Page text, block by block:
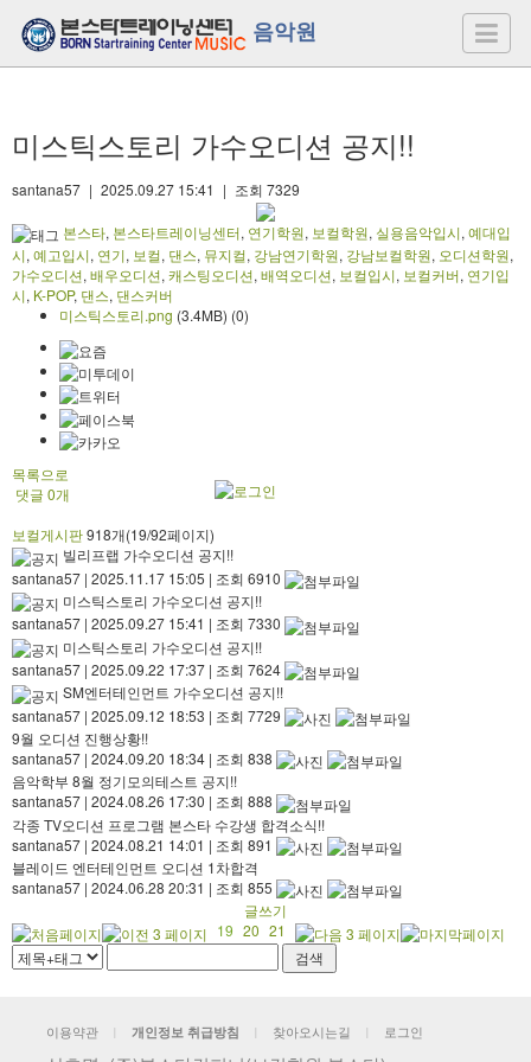
음악원
미스틱스토리 가수오디션 공지!!
santana57 | 2025.09.27 15:41 | 조회 7329
본스타, 본스타트레이닝센터, 연기학원, 보컬학원, 실용음악입시, 예대입
시, 예고입시, 연기, 보컬, 댄스, 뮤지컬, 강남연기학원, 강남보컬학원, 오디션학원,
가수오디션, 배우오디션, 캐스팅오디션, 배역오디션, 보컬입시, 보컬커버, 연기입
시, K-POP, 댄스, 댄스커버
미스틱스토리.png (3.4MB) (0)
목록으로
댓글 0개
보컬게시판918개(19/92페이지)
빌리프랩 가수오디션 공지!!
santana57 | 2025.11.17 15:05 | 조회 6910
미스틱스토리 가수오디션 공지!!
santana57 | 2025.09.27 15:41 | 조회 7330
미스틱스토리 가수오디션 공지!!
santana57 | 2025.09.22 17:37 | 조회 7624
SM엔터테인먼트 가수오디션 공지!!
santana57 | 2025.09.12 18:53 | 조회 7729
9월 오디션 진행상황!!
santana57 | 2024.09.20 18:34 | 조회 838
음악학부 8월 정기모의테스트 공지!!
santana57 | 2024.08.26 17:30 | 조회 888
각종 TV오디션 프로그램 본스타 수강생 합격소식!!
santana57 | 2024.08.21 14:01 | 조회 891
블레이드 엔터테인먼트 오디션 1차합격
santana57 | 2024.06.28 20:31 | 조회 855
글쓰기
19 20 21
이용약관 개인정보 취급방침 찾아오시는길 로그인